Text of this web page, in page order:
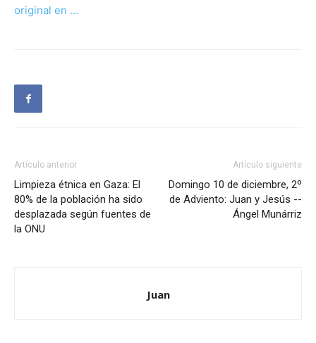
original en …
Artículo anterior
Limpieza étnica en Gaza: El
80% de la población ha sido
desplazada según fuentes de
la ONU
Artículo siguiente
Domingo 10 de diciembre, 2º
de Adviento: Juan y Jesús --
Ángel Munárriz
Juan